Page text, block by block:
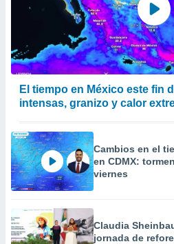
El tiempo en México este fin
intensas, granizo y calor
Cambios en el
en CDMX:
viernes
Claudia
jornada de